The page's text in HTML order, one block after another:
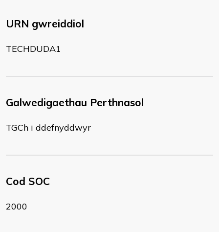
URN gwreiddiol
TECHDUDA1
Galwedigaethau Perthnasol
TGCh i ddefnyddwyr
Cod SOC
2000